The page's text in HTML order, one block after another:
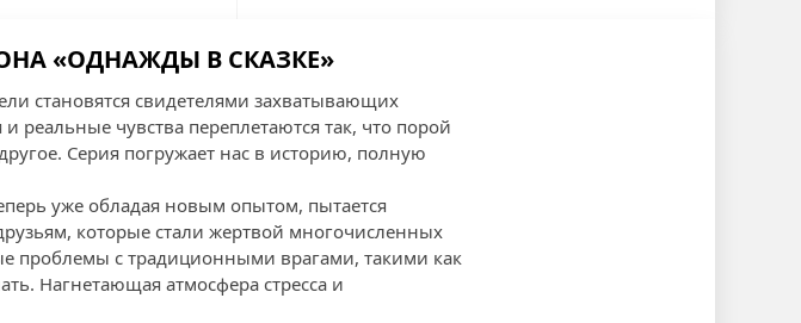
«ОДНАЖДЫ В СКАЗКЕ»
становятся свидетелями захватывающих
реальные чувства переплетаются так, что порой
Серия погружает нас в историю, полную
уже обладая новым опытом, пытается
которые стали жертвой многочисленных
проблемы с традиционными врагами, такими как
Нагнетающая атмосфера стресса и